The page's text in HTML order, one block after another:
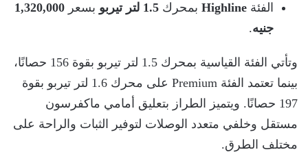
الفئة Highline بمحرك 1.5 لتر تيربو بسعر 1,320,000
جنيه.
وتأتي الفئة القياسية بمحرك 1.5 لتر تيربو بقوة 156 حصانًا،
بينما تعتمد الفئة Premium على محرك 1.6 لتر تيربو بقوة
197 حصانًا. ويتميز الطراز بتعليق أمامي ماكفرسون
مستقل وخلفي متعدد الوصلات لتوفير الثبات والراحة على
مختلف الطرق.